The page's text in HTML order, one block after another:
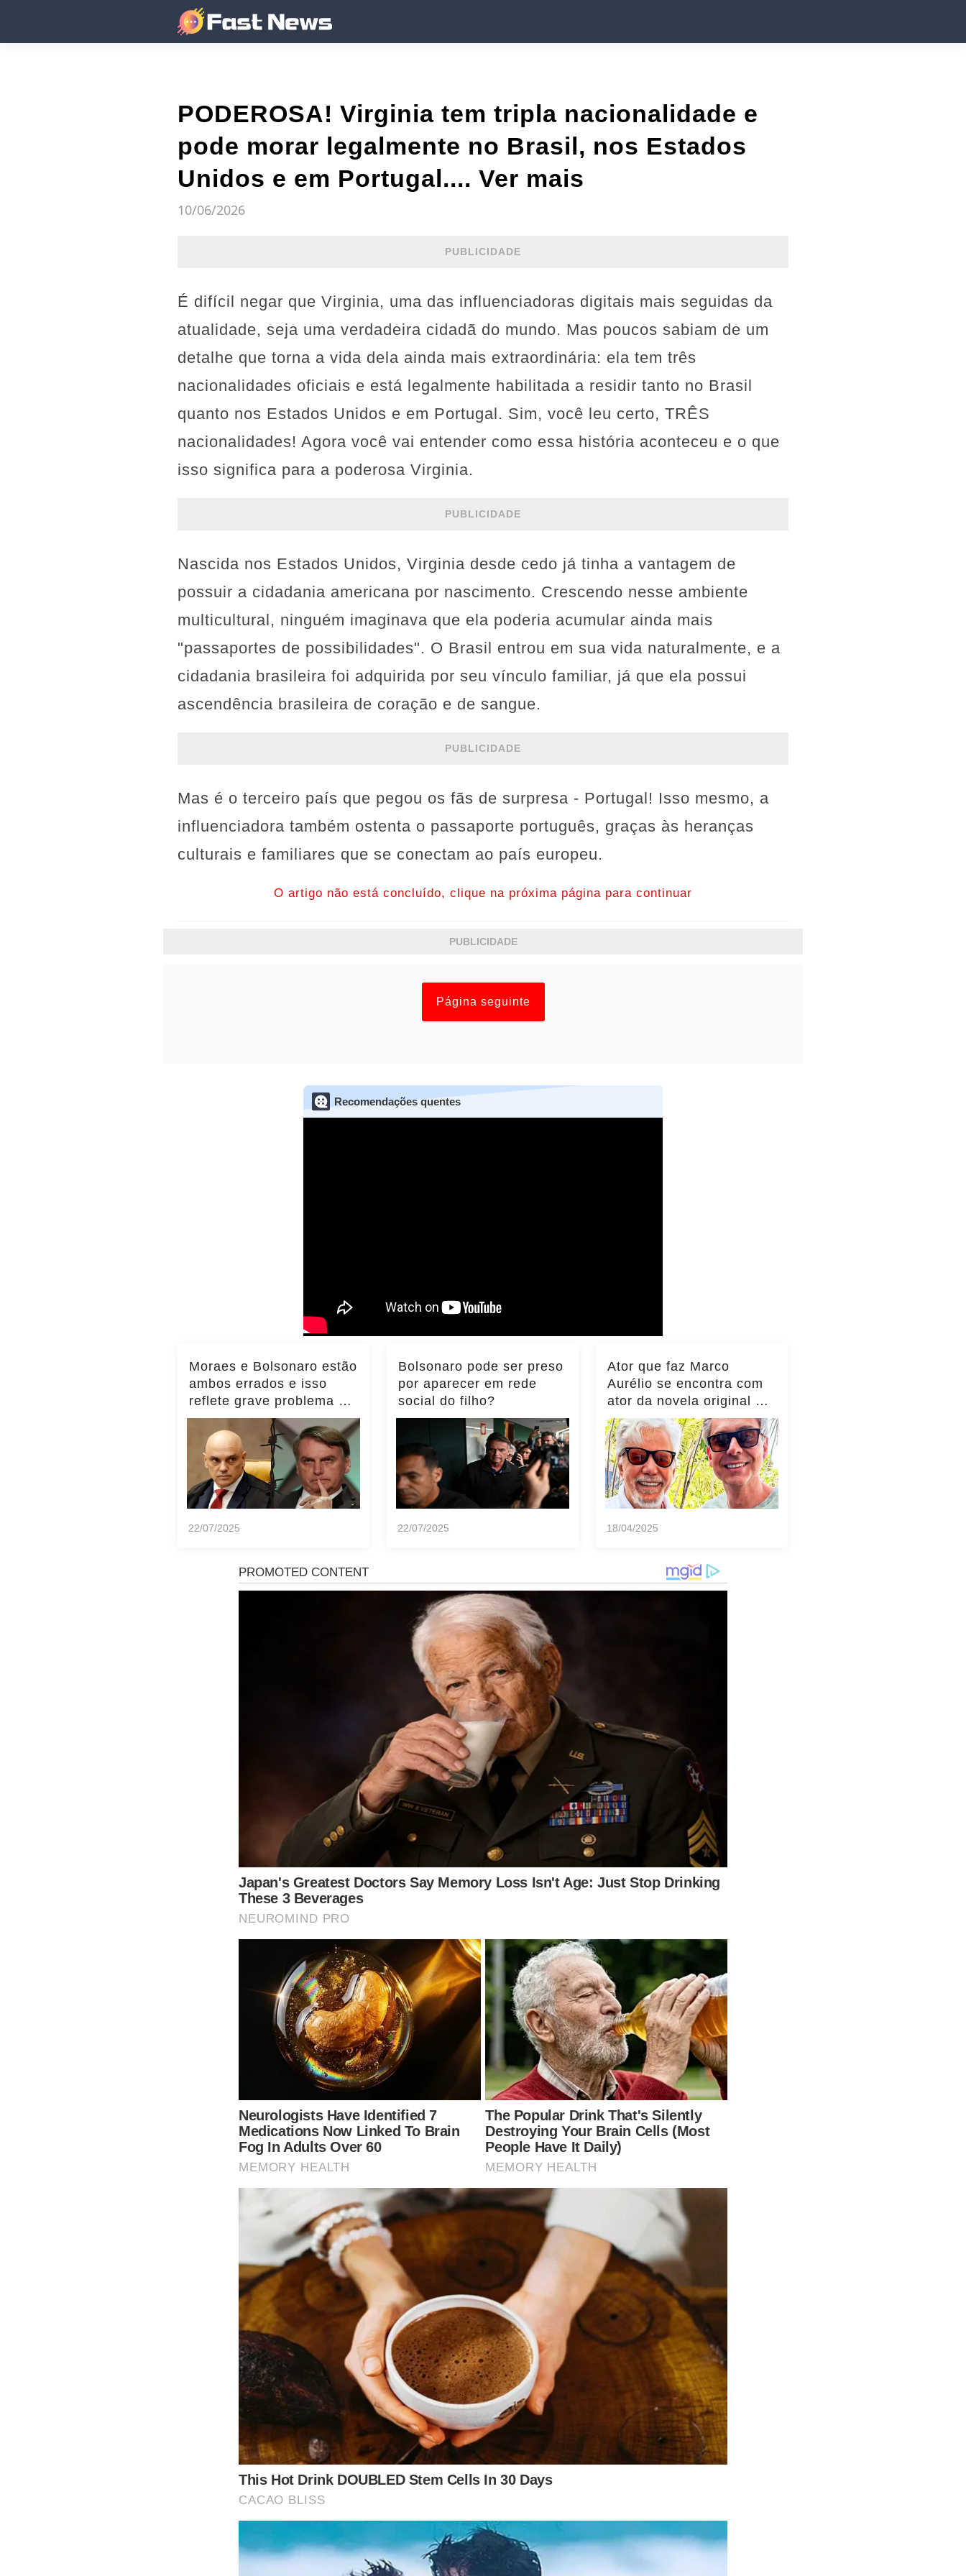
PODEROSA! Virginia tem tripla nacionalidade e
pode morar legalmente no Brasil, nos Estados
Unidos e em Portugal.... Ver mais
10/06/2026
PUBLICIDADE
É difícil negar que Virginia, uma das influenciadoras digitais mais seguidas da
atualidade, seja uma verdadeira cidadã do mundo. Mas poucos sabiam de um
detalhe que torna a vida dela ainda mais extraordinária: ela tem três
nacionalidades oficiais e está legalmente habilitada a residir tanto no Brasil
quanto nos Estados Unidos e em Portugal. Sim, você leu certo, TRÊS
nacionalidades! Agora você vai entender como essa história aconteceu e o que
isso significa para a poderosa Virginia.
PUBLICIDADE
Nascida nos Estados Unidos, Virginia desde cedo já tinha a vantagem de
possuir a cidadania americana por nascimento. Crescendo nesse ambiente
multicultural, ninguém imaginava que ela poderia acumular ainda mais
"passaportes de possibilidades". O Brasil entrou em sua vida naturalmente, e a
cidadania brasileira foi adquirida por seu vínculo familiar, já que ela possui
ascendência brasileira de coração e de sangue.
PUBLICIDADE
Mas é o terceiro país que pegou os fãs de surpresa - Portugal! Isso mesmo, a
influenciadora também ostenta o passaporte português, graças às heranças
culturais e familiares que se conectam ao país europeu.
O artigo não está concluído, clique na próxima página para continuar
PUBLICIDADE
Página seguinte
Recomendações quentes
Moraes e Bolsonaro estão
ambos errados e isso
reflete grave problema do
Brasil, diz Transparência
Internacional
22/07/2025
Bolsonaro pode ser preso
por aparecer em rede
social do filho?
22/07/2025
Ator que faz Marco
Aurélio se encontra com
ator da novela original e
momento viraliza,
notícias!... ver mais
18/04/2025